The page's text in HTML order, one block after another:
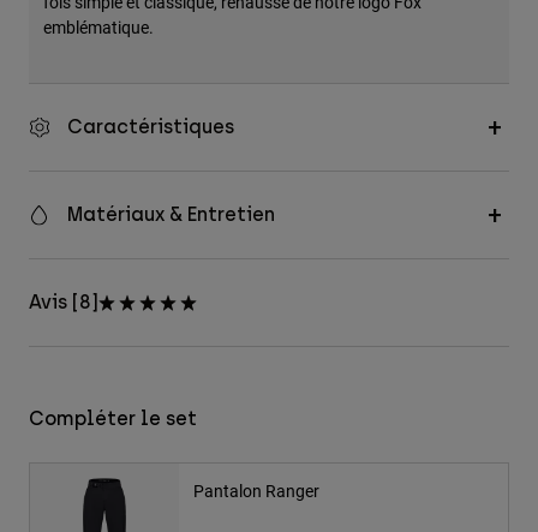
emblématique.
Caractéristiques
Matériaux & Entretien
Avis [8]
Compléter le set
Pantalon Ranger